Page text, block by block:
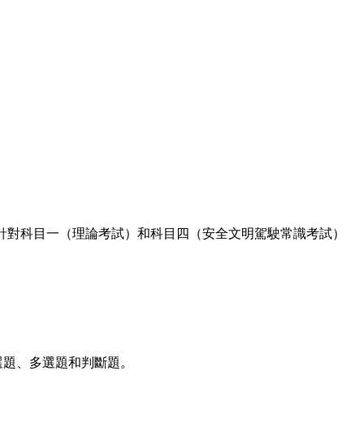
科目一（理論考試）和科目四（安全文明駕駛常識考試）
、多選題和判斷題。